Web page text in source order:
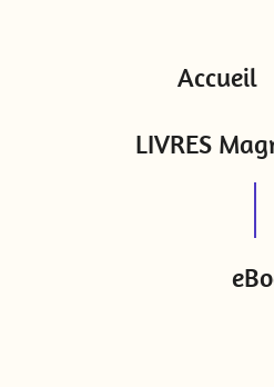
Accueil
LIVRES